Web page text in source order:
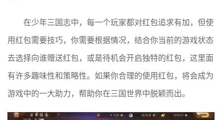
在少年三国志中，每一个玩家都对红包追求有加，但使
用红包需要技巧，你需要根据情况，结合你当前的游戏状态
去选择向谁赠送红包，或是待机会开启独特的红包，这里面
有许多趣味性和策略性。如果你合理的使用红包，将会成为
游戏中的一大助力，帮助你在三国世界中脱颖而出。